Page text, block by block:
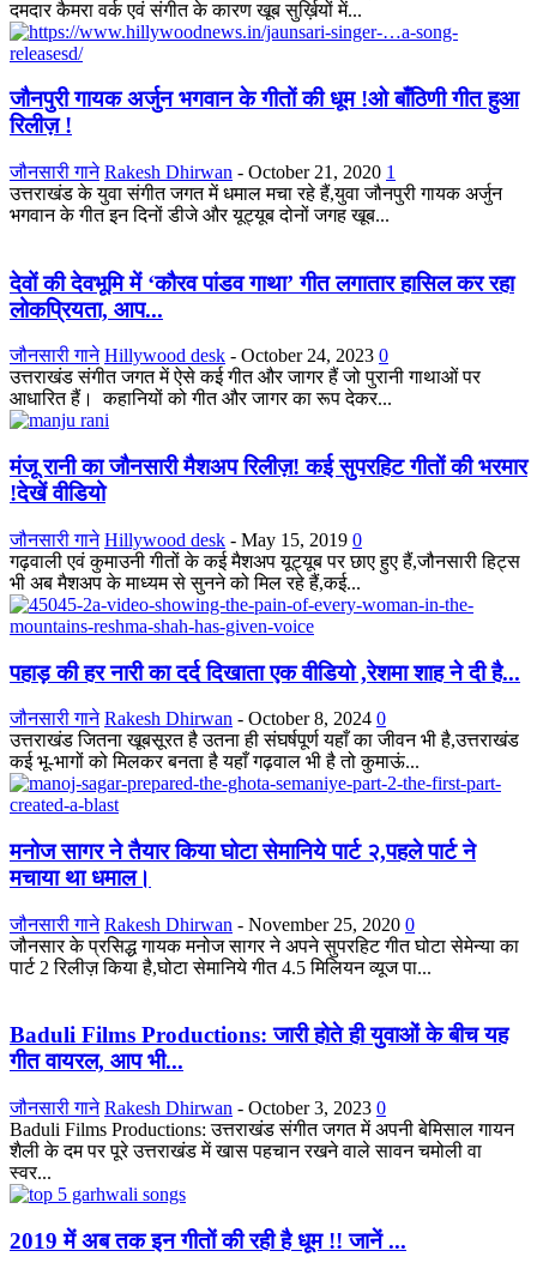
दमदार कैमरा वर्क एवं संगीत के कारण खूब सुर्ख़ियों में...
जौनपुरी गायक अर्जुन भगवान के गीतों की धूम !ओ बाँठिणी गीत हुआ
रिलीज़ !
जौनसारी गाने Rakesh Dhirwan - October 21, 2020 1
उत्तराखंड के युवा संगीत जगत में धमाल मचा रहे हैं,युवा जौनपुरी गायक अर्जुन
भगवान के गीत इन दिनों डीजे और यूट्यूब दोनों जगह खूब...
देवों की देवभूमि में ‘कौरव पांडव गाथा’ गीत लगातार हासिल कर रहा
लोकप्रियता, आप...
जौनसारी गाने Hillywood desk - October 24, 2023 0
उत्तराखंड संगीत जगत में ऐसे कई गीत और जागर हैं जो पुरानी गाथाओं पर
आधारित हैं। कहानियों को गीत और जागर का रूप देकर...
मंजू रानी का जौनसारी मैशअप रिलीज़! कई सुपरहिट गीतों की भरमार
!देखें वीडियो
जौनसारी गाने Hillywood desk - May 15, 2019 0
गढ़वाली एवं कुमाउनी गीतों के कई मैशअप यूट्यूब पर छाए हुए हैं,जौनसारी हिट्स
भी अब मैशअप के माध्यम से सुनने को मिल रहे हैं,कई...
पहाड़ की हर नारी का दर्द दिखाता एक वीडियो ,रेशमा शाह ने दी है...
जौनसारी गाने Rakesh Dhirwan - October 8, 2024 0
उत्तराखंड जितना खूबसूरत है उतना ही संघर्षपूर्ण यहाँ का जीवन भी है,उत्तराखंड
कई भू-भागों को मिलकर बनता है यहाँ गढ़वाल भी है तो कुमाऊं...
मनोज सागर ने तैयार किया घोटा सेमानिये पार्ट २,पहले पार्ट ने
मचाया था धमाल।
जौनसारी गाने Rakesh Dhirwan - November 25, 2020 0
जौनसार के प्रसिद्ध गायक मनोज सागर ने अपने सुपरहिट गीत घोटा सेमेन्या का
पार्ट 2 रिलीज़ किया है,घोटा सेमानिये गीत 4.5 मिलियन व्यूज पा...
Baduli Films Productions: जारी होते ही युवाओं के बीच यह
गीत वायरल, आप भी...
जौनसारी गाने Rakesh Dhirwan - October 3, 2023 0
Baduli Films Productions: उत्तराखंड संगीत जगत में अपनी बेमिसाल गायन
शैली के दम पर पूरे उत्तराखंड में खास पहचान रखने वाले सावन चमोली वा
स्वर...
2019 में अब तक इन गीतों की रही है धूम !! जानें ...